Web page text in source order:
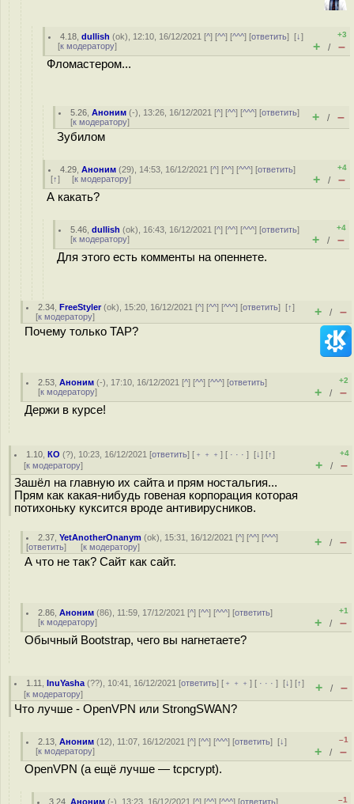
4.18 ,dullish (ok), 12:10, 16/12/2021 [^] [^^] [^^^] [ответить][↓]
[к модератору]
+3
+ / –
Фломастером...
5.26 ,Аноним (-), 13:26, 16/12/2021 [^] [^^] [^^^] [ответить]
[к модератору] + / –
Зубилом
4.29 ,Аноним (29), 14:53, 16/12/2021 [^] [^^] [^^^] [ответить]
[↑] [к модератору]
+4
+ / –
А какать?
5.46 ,dullish (ok), 16:43, 16/12/2021 [^] [^^] [^^^] [ответить]
[к модератору]
+4
+ / –
Для этого есть комменты на опеннете.
2.34 ,FreeStyler(ok), 15:20, 16/12/2021 [^] [^^] [^^^] [ответить][↑]
[к модератору] + / –
Почему только TAP?
2.53 ,Аноним (-), 17:10, 16/12/2021 [^] [^^] [^^^] [ответить]
[к модератору]
+2
+ / –
Держи в курсе!
1.10 ,КО (?), 10:23, 16/12/2021 [ответить] [ ﹢﹢﹢] [ · · ·][↓] [↑]
[к модератору]
+4
+ / –
Зашёл на главную их сайта и прям ностальгия...
Прям как какая-нибудь говеная корпорация которая
потихоньку куксится вроде антивирусников.
2.37 ,YetAnotherOnanym (ok), 15:31, 16/12/2021 [^] [^^] [^^^]
[ответить] [к модератору] + / –
А что не так? Сайт как сайт.
2.86 ,Аноним (86), 11:59, 17/12/2021 [^] [^^] [^^^] [ответить]
[к модератору]
+1
+ / –
Обычный Bootstrap, чего вы нагнетаете?
1.11 ,InuYasha (??), 10:41, 16/12/2021 [ответить] [ ﹢﹢﹢] [ · · ·][↓] [↑]
[к модератору] + / –
Что лучше - OpenVPN или StrongSWAN?
2.13 ,Аноним (12), 11:07, 16/12/2021 [^] [^^] [^^^] [ответить][↓]
[к модератору]
–1
+ / –
OpenVPN (а ещё лучше — tcpcrypt).
3.24 ,Аноним (-), 13:23, 16/12/2021 [^] [^^] [^^^] [ответить] –1